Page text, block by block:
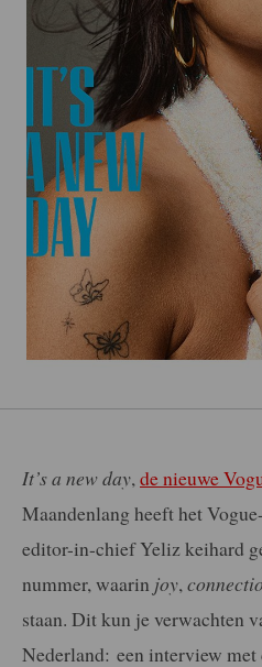
It’s a new day, de nieuwe
Maandenlang heeft het
editor-in-chief Yeliz keihard
nummer, waarin joy,
staan. Dit kun je verwachten
Nederland: een interview met